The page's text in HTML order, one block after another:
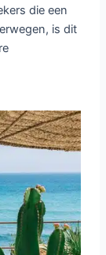
die een
is dit